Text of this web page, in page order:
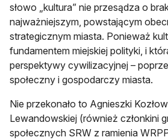
słowo „kultura” nie przesądza o
najważniejszym, powstającym
strategicznym miasta. Ponieważ
fundamentem miejskiej polityki, i
perspektywy cywilizacyjnej –
społeczny i gospodarczy miasta.
Nie przekonało to Agnieszki
Lewandowskiej (również członkini
społecznych SRW z ramienia